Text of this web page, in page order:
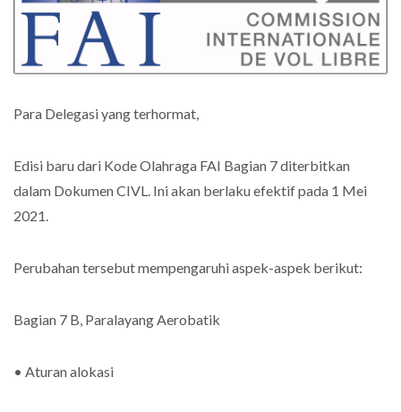
Para Delegasi yang terhormat,
Edisi baru dari Kode Olahraga FAI Bagian 7 diterbitkan
dalam Dokumen CIVL. Ini akan berlaku efektif pada 1 Mei
2021.
Perubahan tersebut mempengaruhi aspek-aspek berikut:
Bagian 7 B, Paralayang Aerobatik
• Aturan alokasi